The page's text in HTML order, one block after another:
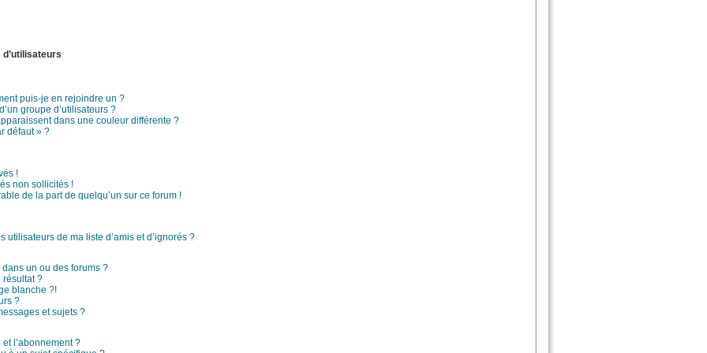
puis-je en rejoindre un ?
groupe d’utilisateurs ?
dans une couleur différente ?
défaut » ?
!
non sollicités !
de la part de quelqu’un sur ce forum !
de ma liste d’amis et d’ignorés ?
un ou des forums ?
résultat ?
blanche ?!
?
et sujets ?
l’abonnement ?